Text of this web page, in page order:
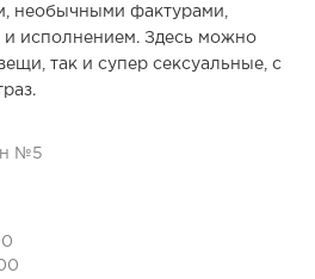
необычными фактурами,
исполнением. Здесь можно
так и супер сексуальные, с
№5